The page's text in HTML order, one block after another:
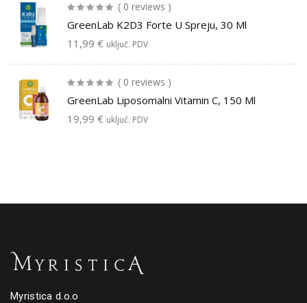
( 0 reviews )
GreenLab K2D3 Forte U Spreju, 30 Ml
11,99 € uključ. PDV
( 0 reviews )
GreenLab Liposomalni Vitamin C, 150 Ml
19,99 € uključ. PDV
Myristica d.o.o